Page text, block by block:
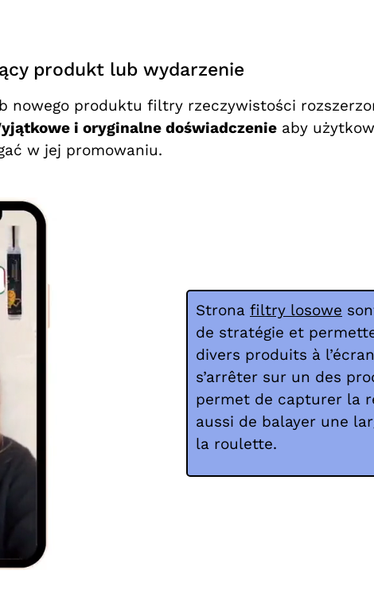
produkt lub wydarzenie
nowego produktu filtry rzeczywistości
i oryginalne doświadczenie aby
w jej promowaniu.
Strona filtry losowe
de stratégie et
divers produits à
s’arrêter sur un des
permet de capturer la
aussi de balayer une
la roulette.